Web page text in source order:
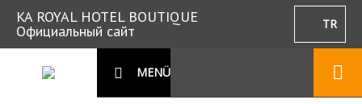
KA ROYAL HOTEL BOUTIQUE
Официальный сайт TR
MENÜ